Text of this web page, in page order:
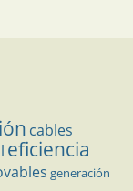
cables
eficiencia
generación